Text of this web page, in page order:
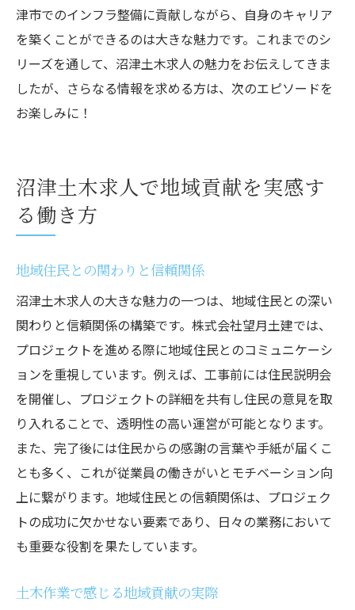
津市でのインフラ整備に貢献しながら、自身のキャリア
を築くことができるのは大きな魅力です。これまでのシ
リーズを通して、沼津土木求人の魅力をお伝えしてきま
したが、さらなる情報を求める方は、次のエピソードを
お楽しみに！
沼津土木求人で地域貢献を実感す
る働き方
地域住民との関わりと信頼関係
沼津土木求人の大きな魅力の一つは、地域住民との深い
関わりと信頼関係の構築です。株式会社望月土建では、
プロジェクトを進める際に地域住民とのコミュニケーシ
ョンを重視しています。例えば、工事前には住民説明会
を開催し、プロジェクトの詳細を共有し住民の意見を取
り入れることで、透明性の高い運営が可能となります。
また、完了後には住民からの感謝の言葉や手紙が届くこ
とも多く、これが従業員の働きがいとモチベーション向
上に繋がります。地域住民との信頼関係は、プロジェク
トの成功に欠かせない要素であり、日々の業務において
も重要な役割を果たしています。
土木作業で感じる地域貢献の実際